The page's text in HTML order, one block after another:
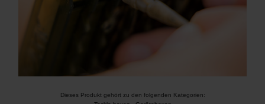
Dieses Produkt gehört zu den folgenden Kategorien: